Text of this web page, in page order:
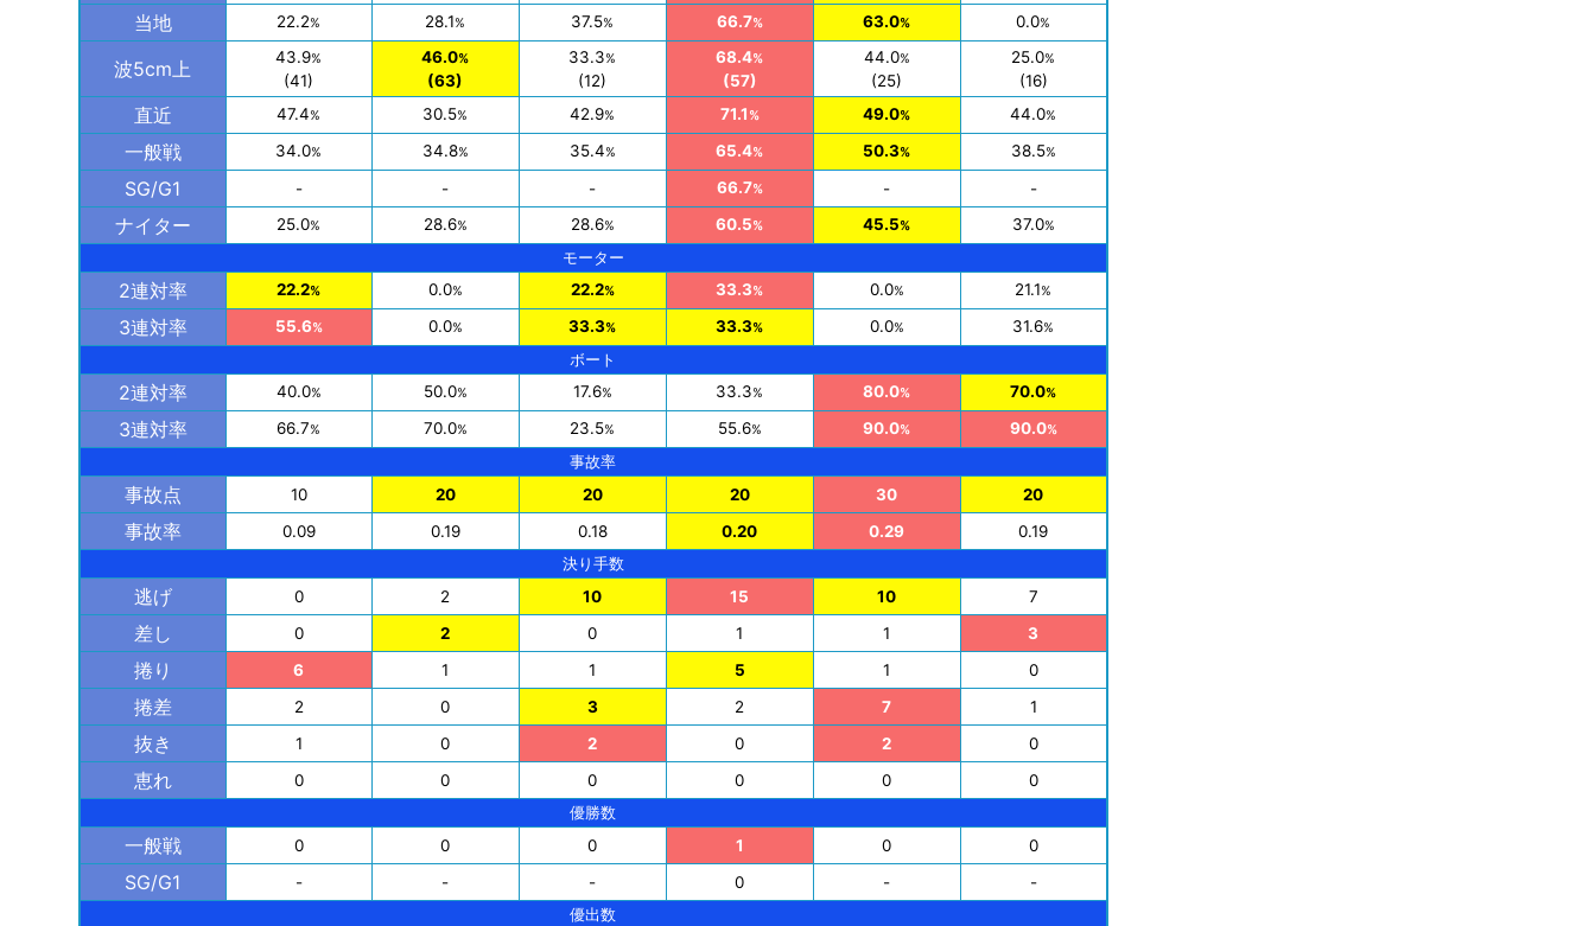
当地 22.2% 28.1% 37.5% 66.7% 63.0% 0.0%
波5cm上 43.9%
(41)
46.0%
(63)
33.3%
(12)
68.4%
(57)
44.0%
(25)
25.0%
(16)
直近 47.4% 30.5% 42.9% 71.1 % 49.0% 44.0%
一般戦 34.0% 34.8% 35.4% 65.4% 50.3% 38.5%
SG/G1 - - - 66.7% - -
ナイター 25.0% 28.6% 28.6% 60.5% 45.5% 37.0%
モーター
2連対率 22.2% 0.0% 22.2% 33.3% 0.0% 21.1%
3連対率 55.6% 0.0% 33.3% 33.3% 0.0% 31.6%
ボート
2連対率 40.0% 50.0% 17.6% 33.3% 80.0% 70.0%
3連対率 66.7% 70.0% 23.5% 55.6% 90.0% 90.0%
事故率
事故点 10 20 20 20 30 20
事故率 0.09 0.19 0.18 0.20 0.29 0.19
決り手数
逃げ 0 2 10 15 10 7
差し 0 2 0 1 1 3
捲り 6 1 1 5 1 0
捲差 2 0 3 2 7 1
抜き 1 0 2 0 2 0
恵れ 0 0 0 0 0 0
優勝数
一般戦 0 0 0 1 0 0
SG/G1 - - - 0 - -
優出数